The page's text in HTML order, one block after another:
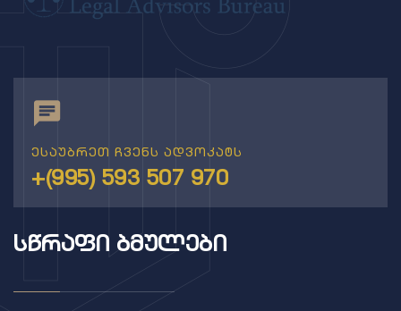
ესაუბრეთ ჩვენს ადვოკატს
+(995) 593 507 970
ᲡᲬᲠᲐᲤᲘ ᲑᲛᲣᲚᲔᲑᲘ